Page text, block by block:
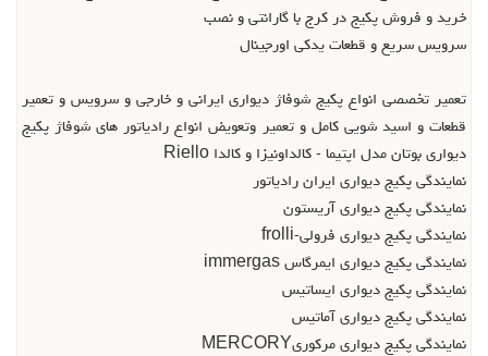
خريد و فروش پکيج در کرج با گارانتي و نصب
سرويس سريع و قطعات یدکی اورجينال
تعمير تخصصي انواع پکيج شوفاژ ديواري ايراني و خارجي و سرويس و تعمير
قطعات و اسيد شويي کامل و تعمير وتعويض انواع رادياتور هاي شوفاژ پکيج
ديواري بوتان مدل اپتيما - کالداونيزا و کالدا Riello
نمايندگي پکيج ديواري ايران رادياتور
نمايندگي پکيج ديواري آريستون
نمايندگي پکيج ديواري فرولي-frolli
نمايندگي پکيج ديواري ايمرگاس immergas
نمايندگي پکيج ديواري ايساتيس
نمايندگي پکيج ديواري آماتيس
نمايندگي پکيج ديواري مرکوريMERCORY